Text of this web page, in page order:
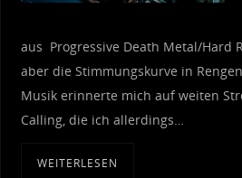
aus Progressive Death Metal/Hard
aber die Stimmungskurve in
Musik erinnerte mich auf weiten
Calling, die ich allerdings…
WEITERLESEN